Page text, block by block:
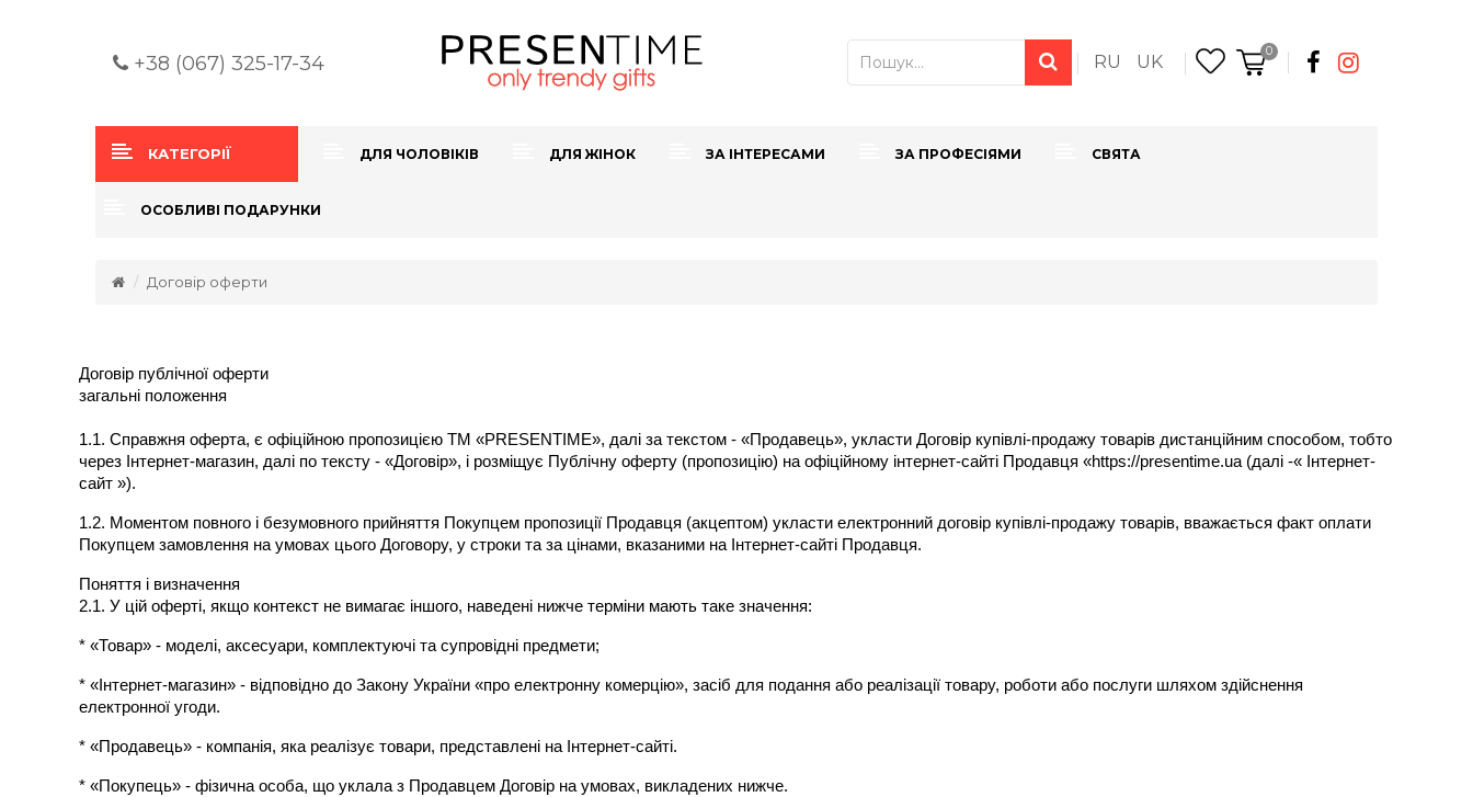
+38 (067) 325-17-34 RU UK
0
КАТЕГОРІЇ ДЛЯ ЧОЛОВІКІВ ДЛЯ ЖІНОК ЗА ІНТЕРЕСАМИ ЗА ПРОФЕСІЯМИ СВЯТА
ОСОБЛИВІ ПОДАРУНКИ
Договір оферти
Договір публічної оферти
загальні положення
1.1. Справжня оферта, є офіційною пропозицією ТМ «PRESENTIME», далі за текстом - «Продавець», укласти Договір купівлі-продажу товарів дистанційним способом, тобто
через Інтернет-магазин, далі по тексту - «Договір», і розміщує Публічну оферту (пропозицію) на офіційному інтернет-сайті Продавця «https://presentime.ua (далі -« Інтернет-
сайт »).
1.2. Моментом повного і безумовного прийняття Покупцем пропозиції Продавця (акцептом) укласти електронний договір купівлі-продажу товарів, вважається факт оплати
Покупцем замовлення на умовах цього Договору, у строки та за цінами, вказаними на Інтернет-сайті Продавця.
Поняття і визначення
2.1. У цій оферті, якщо контекст не вимагає іншого, наведені нижче терміни мають таке значення:
* «Товар» - моделі, аксесуари, комплектуючі та супровідні предмети;
* «Інтернет-магазин» - відповідно до Закону України «про електронну комерцію», засіб для подання або реалізації товару, роботи або послуги шляхом здійснення
електронної угоди.
* «Продавець» - компанія, яка реалізує товари, представлені на Інтернет-сайті.
* «Покупець» - фізична особа, що уклала з Продавцем Договір на умовах, викладених нижче.